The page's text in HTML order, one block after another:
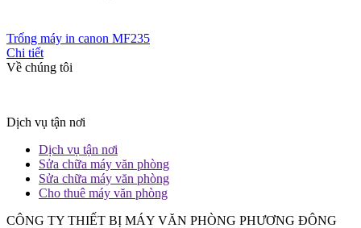
Trống máy in canon MF235
Chi tiết
Về chúng tôi
Dịch vụ tận nơi
Dịch vụ tận nơi
Sửa chữa máy văn phòng
Sửa chữa máy văn phòng
Cho thuê máy văn phòng
CÔNG TY THIẾT BỊ MÁY VĂN PHÒNG PHƯƠNG ĐÔNG